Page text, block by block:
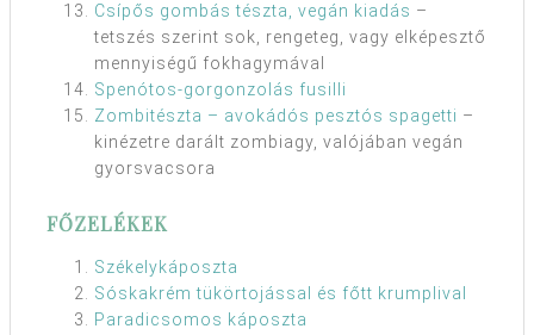
Csípős gombás tészta, vegán kiadás –
tetszés szerint sok, rengeteg, vagy elképesztő
mennyiségű fokhagymával
Spenótos-gorgonzolás fusilli
Zombitészta – avokádós pesztós spagetti –
kinézetre darált zombiagy, valójában vegán
gyorsvacsora
FŐZELÉKEK
Székelykáposzta
Sóskakrém tükörtojással és főtt krumplival
Paradicsomos káposzta